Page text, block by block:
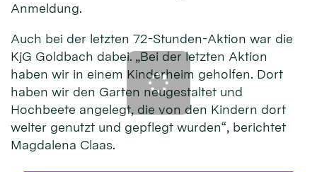
Anmeldung.
Auch bei der letzten 72-Stunden-Aktion war die
KjG Goldbach dabei. „Bei der letzten Aktion
haben wir in einem Kinderheim geholfen. Dort
haben wir den Garten neugestaltet und
Hochbeete angelegt, die von den Kindern dort
weiter genutzt und gepflegt wurden“, berichtet
Magdalena Claas.